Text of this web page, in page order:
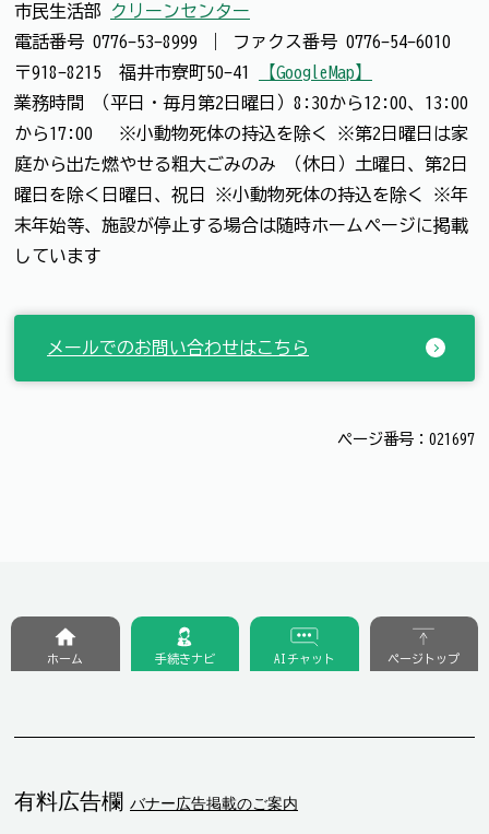
市民生活部
クリーンセンター
電話番号 0776-53-8999 ファクス番号 0776-54-6010
〒918-8215 福井市寮町50-41
【GoogleMap】
業務時間 （平日・毎月第2日曜日）8:30から12:00、13:00
から17:00 ※小動物死体の持込を除く ※第2日曜日は家
庭から出た燃やせる粗大ごみのみ （休日）土曜日、第2日
曜日を除く日曜日、祝日 ※小動物死体の持込を除く ※年
末年始等、施設が停止する場合は随時ホームページに掲載
しています
メールでのお問い合わせはこちら
ページ番号：021697
有料広告欄 バナー広告掲載のご案内
ホーム 手続きナビ AIチャット ページトップ